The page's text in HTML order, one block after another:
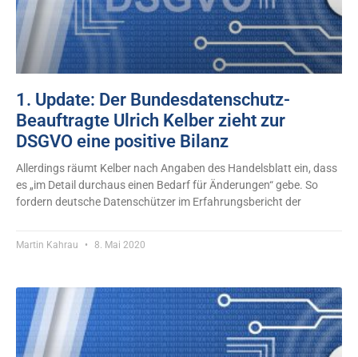
1. Update: Der Bundesdatenschutz-
Beauftragte Ulrich Kelber zieht zur
DSGVO eine positive Bilanz
Allerdings räumt Kelber nach Angaben des Handelsblatt ein, dass
es „im Detail durchaus einen Bedarf für Änderungen“ gebe. So
fordern deutsche Datenschützer im Erfahrungsbericht der
Martin Kahrau 8. Mai 2020